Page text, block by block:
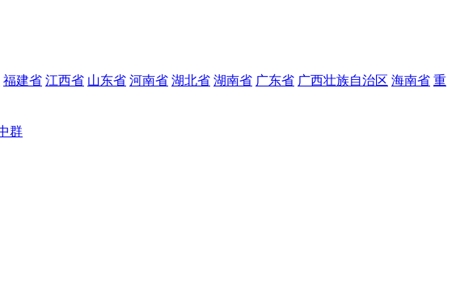
福建省 江西省 山东省 河南省 湖北省 湖南省 广东省 广西壮族自治区 海南省 重
群